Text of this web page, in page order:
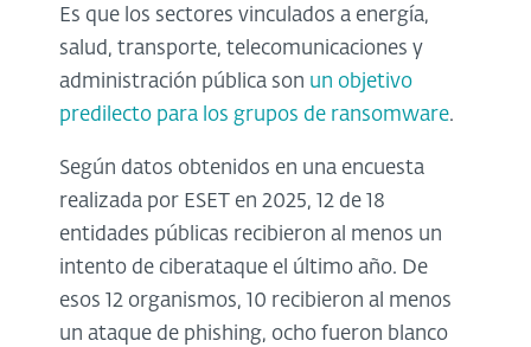
Es que los sectores vinculados a energía,
salud, transporte, telecomunicaciones y
administración pública son un objetivo
predilecto para los grupos de ransomware.
Según datos obtenidos en una encuesta
realizada por ESET en 2025, 12 de 18
entidades públicas recibieron al menos un
intento de ciberataque el último año. De
esos 12 organismos, 10 recibieron al menos
un ataque de phishing, ocho fueron blanco